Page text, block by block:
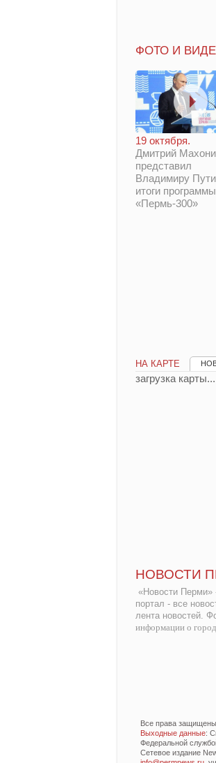
ФОТО И
19 октября.
Дмитрий
представил
Владимиру
итоги программы
«Пермь-300»
НА КАРТЕ
загрузка карты...
НОВОСТИ
«Новости Перми»
портал - все
лента новостей.
информации о
Все права
Выходные данные:
Федеральной
Сетевое издание